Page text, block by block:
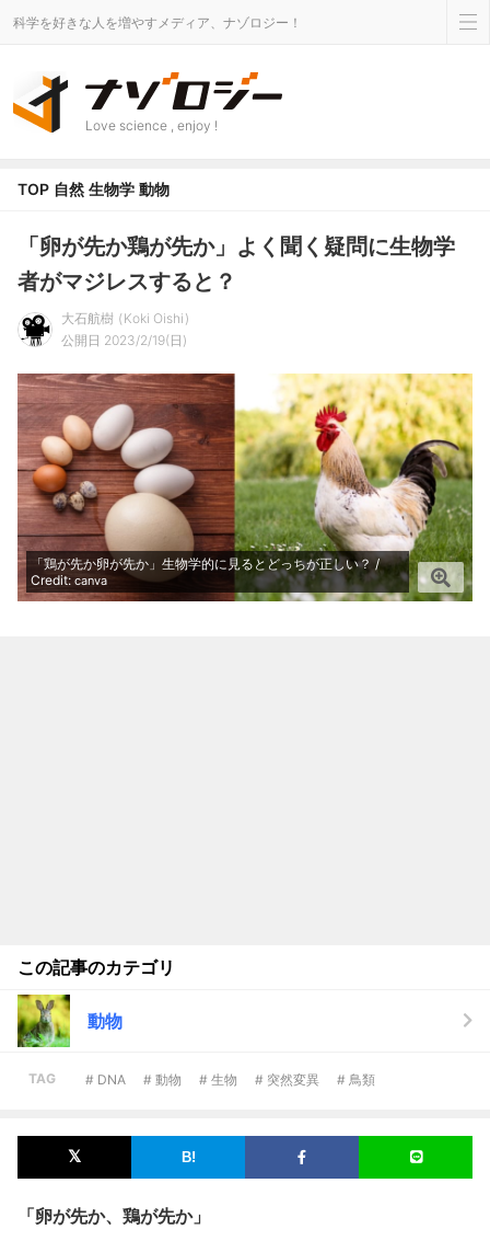
科学を好きな人を増やすメディア、ナゾロジー！
Love science , enjoy !
TOP 自然 生物学 動物
「卵が先か鶏が先か」よく聞く疑問に生物学
者がマジレスすると？
大石航樹
Koki Oishi
公開日 2023/2/19(日)
「鶏が先か卵が先か」生物学的に見るとどっちが正しい？ /
Credit: canva
この記事のカテゴリ
動物
TAG # DNA # 動物 # 生物 # 突然変異 # 鳥類
「卵が先か、鶏が先か」